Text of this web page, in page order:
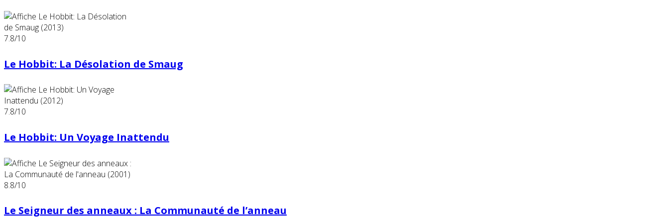
7.8/10
Le Hobbit: La Désolation de Smaug
7.8/10
Le Hobbit: Un Voyage Inattendu
8.8/10
Le Seigneur des anneaux : La Communauté de l’anneau